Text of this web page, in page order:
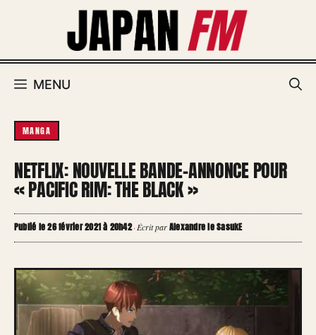
MENU
MANGA
NETFLIX: NOUVELLE BANDE-ANNONCE POUR
« PACIFIC RIM: THE BLACK »
Publié le 26 février 2021 à 20h42·Écrit parAlexandre le SasukE